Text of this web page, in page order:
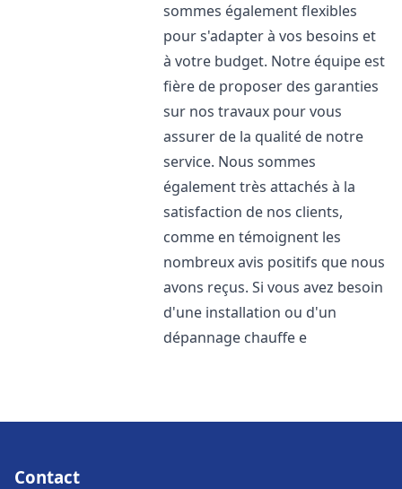
sommes également flexibles
pour s'adapter à vos besoins et
à votre budget. Notre équipe est
fière de proposer des garanties
sur nos travaux pour vous
assurer de la qualité de notre
service. Nous sommes
également très attachés à la
satisfaction de nos clients,
comme en témoignent les
nombreux avis positifs que nous
avons reçus. Si vous avez besoin
d'une installation ou d'un
dépannage chauffe e
Contact